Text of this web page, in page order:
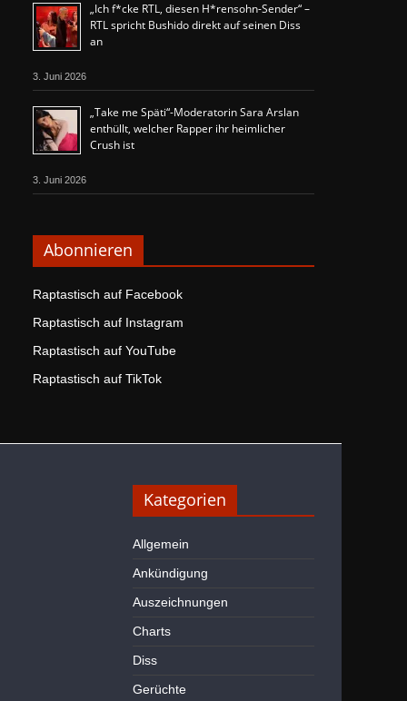
„Ich f*cke RTL, diesen H*rensohn-Sender“ –
RTL spricht Bushido direkt auf seinen Diss
an
3. Juni 2026
„Take me Späti“-Moderatorin Sara Arslan
enthüllt, welcher Rapper ihr heimlicher
Crush ist
3. Juni 2026
Abonnieren
Raptastisch auf Facebook
Raptastisch auf Instagram
Raptastisch auf YouTube
Raptastisch auf TikTok
Kategorien
Allgemein
Ankündigung
Auszeichnungen
Charts
Diss
Gerüchte